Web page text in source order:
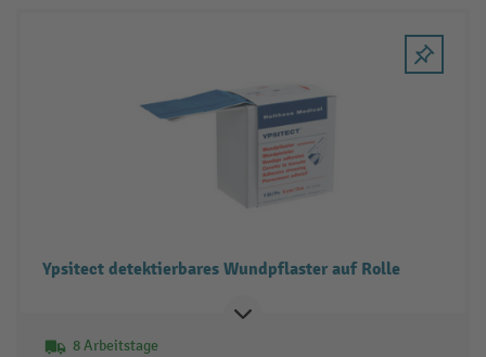
Ypsitect detektierbares Wundpflaster auf Rolle
8 Arbeitstage